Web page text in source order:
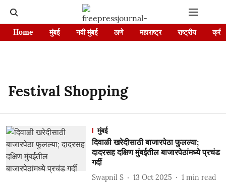
Home मुंबई नवी मुंबई ठाणे महाराष्ट्र राष्ट्रीय
Festival Shopping
मुंबई
दिवाळी खरेदीसाठी बाजारपेठा फुलल्या;
दादरसह दक्षिण मुंबईतील बाजारपेठांमध्ये प्रचंड
गर्दी
Swapnil S 13 Oct 2025 1 min read